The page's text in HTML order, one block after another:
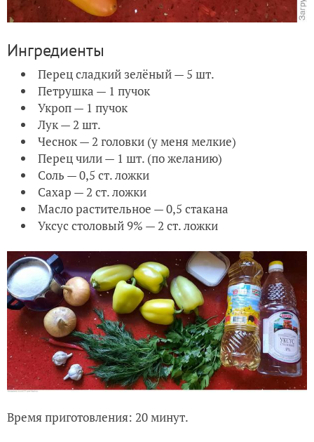
Ингредиенты
Перец сладкий зелёный — 5 шт.
Петрушка — 1 пучок
Укроп — 1 пучок
Лук — 2 шт.
Чеснок — 2 головки (у меня мелкие)
Перец чили — 1 шт. (по желанию)
Соль — 0,5 ст. ложки
Сахар — 2 ст. ложки
Масло растительное — 0,5 стакана
Уксус столовый 9% — 2 ст. ложки
Время приготовления: 20 минут.